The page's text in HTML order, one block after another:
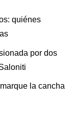
quiénes
por dos
la cancha